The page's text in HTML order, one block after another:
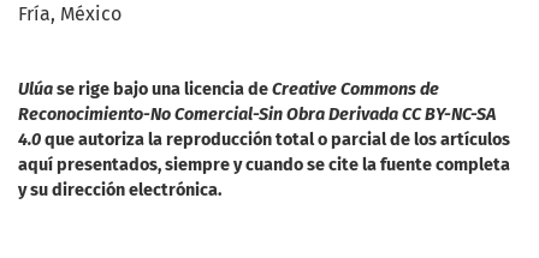
Fría, México
Ulúase rige bajo una licencia deCreative Commons de
Reconocimiento-No Comercial-Sin Obra Derivada CC BY-NC-SA
4.0que autoriza la reproducción total o parcial de los artículos
aquí presentados, siempre y cuando se cite la fuente completa
y su dirección electrónica.